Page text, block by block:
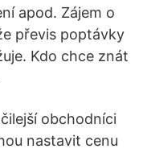
apod. Zájem o
převis poptávky
Kdo chce znát
obchodníci
nastavit cenu